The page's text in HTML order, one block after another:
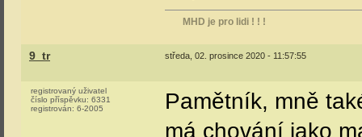
MHD je pro lidi ! ! !
9_tr středa, 02. prosince 2020 - 11:57:55
registrovaný uživatel
číslo příspěvku: 6331
registrován: 6-2005
Pamětník, mně
má chování jako